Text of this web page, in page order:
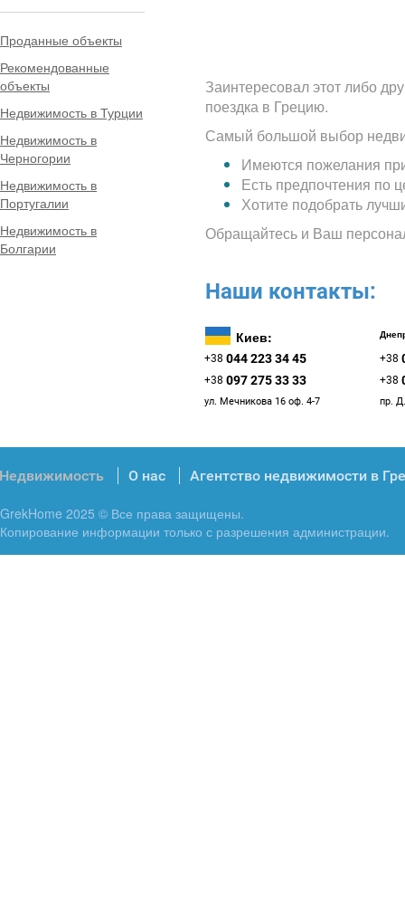
Проданные объекты
Рекомендованные
объекты
Недвижимость в Турции
Недвижимость в
Черногории
Недвижимость в
Португалии
Недвижимость в
Болгарии
Заинтересовал этот либо
поездка в Грецию.
Самый большой выбор
Имеются пожелания
Есть предпочтения по
Хотите подобрать
Обращайтесь и Ваш
Наши контакты:
Киев:
+38 044 223 34 45 +38
+38 097 275 33 33 +38
ул. Мечникова 16 оф. 4-7 пр.
Недвижимость О нас Агентство недвижимости в
GrekHome 2025 © Все права защищены.
Копирование информации только с разрешения администрации.